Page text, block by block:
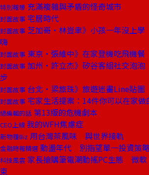
特別報導 充滿複雜與矛盾的怪奇城市
封面故事 宅居時代
封面故事 芝加哥・林豈聿》小孩一年沒上
嗨
封面故事 東京・張維中》在家登機吃飛機
封面故事 加州・許立杰》矽谷客組社交泡
步
封面故事 台北・梁旅珠》旅遊迷畫Line貼
封面故事 宅家生活提案：14件你可以在家做
總編輯的話 第13版的危機劇本
CEO上線 我的WFH焦慮症
新物種Biz 用台灣茶風味 與世界接軌
金融時報精選 動盪年代 別指望單一投資策
科技風雲 家長搶購筆電潮動搖PC生態 微軟
束